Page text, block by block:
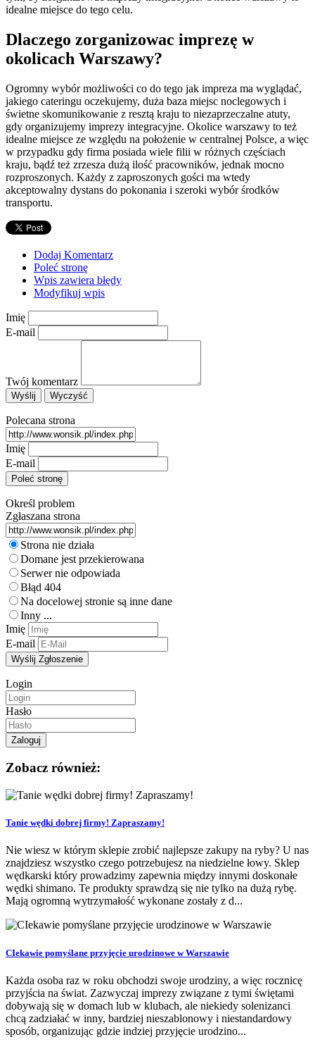
idealne miejsce do tego celu.
Dlaczego zorganizowac imprezę w
okolicach Warszawy?
Ogromny wybór możliwości co do tego jak impreza ma wyglądać,
jakiego cateringu oczekujemy, duża baza miejsc noclegowych i
świetne skomunikowanie z resztą kraju to niezaprzeczalne atuty,
gdy organizujemy imprezy integracyjne. Okolice warszawy to też
idealne miejsce ze względu na położenie w centralnej Polsce, a więc
w przypadku gdy firma posiada wiele filii w różnych częściach
kraju, bądź też zrzesza dużą ilość pracowników, jednak mocno
rozproszonych. Każdy z zaproszonych gości ma wtedy
akceptowalny dystans do pokonania i szeroki wybór środków
transportu.
Dodaj Komentarz
Poleć stronę
Wpis zawiera błędy
Modyfikuj wpis
Imię
E-mail
Twój komentarz
Polecana strona
Imię
E-mail
Określ problem
Zgłaszana strona
Strona nie działa
Domane jest przekierowana
Serwer nie odpowiada
Błąd 404
Na docelowej stronie są inne dane
Inny ...
Imię
E-mail
Login
Hasło
Zobacz również:
Tanie wędki dobrej firmy! Zapraszamy!
Nie wiesz w którym sklepie zrobić najlepsze zakupy na ryby? U nas
znajdziesz wszystko czego potrzebujesz na niedzielne łowy. Sklep
wędkarski który prowadzimy zapewnia między innymi doskonałe
wędki shimano. Te produkty sprawdzą się nie tylko na dużą rybę.
Mają ogromną wytrzymałość wykonane zostały z d...
CIekawie pomyślane przyjęcie urodzinowe w Warszawie
Każda osoba raz w roku obchodzi swoje urodziny, a więc rocznicę
przyjścia na świat. Zazwyczaj imprezy związane z tymi świętami
dobywają się w domach lub w klubach, ale niekiedy solenizanci
chcą zadziałać w inny, bardziej nieszablonowy i niestandardowy
sposób, organizując gdzie indziej przyjęcie urodzino...